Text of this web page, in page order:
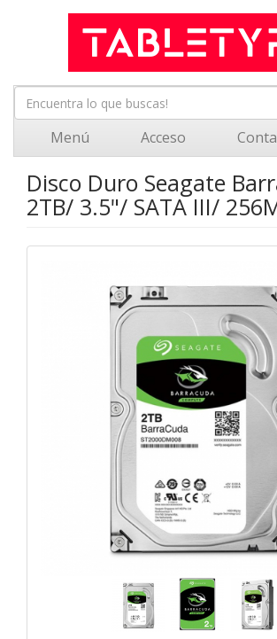
Menú Acceso
Disco Duro Seagate
2TB/ 3.5"/ SATA III/